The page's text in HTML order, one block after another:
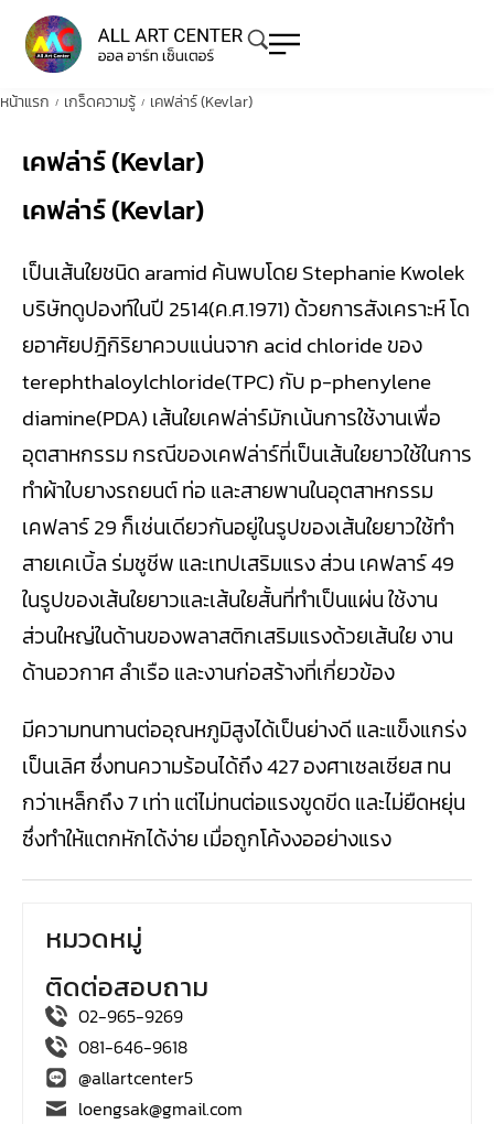
หน้าแรก / เกร็ดความรู้ / เคฟล่าร์ (Kevlar)
หมวดหมู่
ติดต่อสอบถาม
02-965-9269
081-646-9618
@allartcenter5
loengsak@gmail.com
เคฟล่าร์ (Kevlar)
เคฟล่าร์ (Kevlar)
เป็นเส้นใยชนิด aramid ค้นพบโดย Stephanie Kwolek
บริษัทดูปองท์ในปี 2514(ค.ศ.1971) ด้วยการสังเคราะห์ โด
ยอาศัยปฎิกิริยาควบแน่นจาก acid chloride ของ
terephthaloylchloride(TPC) กับ p-phenylene
diamine(PDA) เส้นใยเคฟล่าร์มักเน้นการใช้งานเพื่อ
อุตสาหกรรม กรณีของเคฟล่าร์ที่เป็นเส้นใยยาวใช้ในการ
ทำผ้าใบยางรถยนต์ ท่อ และสายพานในอุตสาหกรรม
เคฟลาร์ 29 ก็เช่นเดียวกันอยู่ในรูปของเส้นใยยาวใช้ทำ
สายเคเบิ้ล ร่มชูชีพ และเทปเสริมแรง ส่วน เคฟลาร์ 49
ในรูปของเส้นใยยาวและเส้นใยสั้นที่ทำเป็นแผ่น ใช้งาน
ส่วนใหญ่ในด้านของพลาสติกเสริมแรงด้วยเส้นใย งาน
ด้านอวกาศ ลำเรือ และงานก่อสร้างที่เกี่ยวข้อง
มีความทนทานต่ออุณหภูมิสูงได้เป็นย่างดี และแข็งแกร่ง
เป็นเลิศ ซึ่งทนความร้อนได้ถึง 427 องศาเซลเซียส ทน
กว่าเหล็กถึง 7 เท่า แต่ไม่ทนต่อแรงขูดขีด และไม่ยืดหยุ่น
ซึ่งทำให้แตกหักได้ง่าย เมื่อถูกโค้งงออย่างแรง